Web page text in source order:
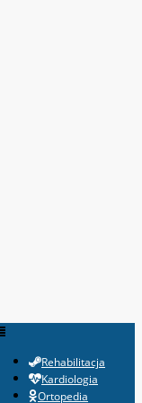
Rehabilitacja
Kardiologia
Ortopedia